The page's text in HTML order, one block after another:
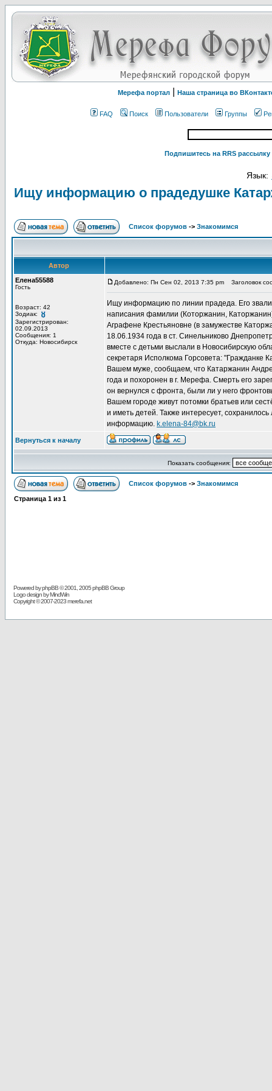
Мерефа портал Наша страница во
FAQ Поиск Пользователи Группы
Подпишитесь на RRS
Язык:
Ищу информацию о прадедушке
Список форумов -> Знакомимся
Автор
Елена55588
Гость
Возраст: 42
Зодиак:
Зарегистрирован:
02.09.2013
Сообщения: 1
Откуда: Новосибирск
Добавлено: Пн Сен 02, 2013 7:35 pm Заголовок
Ищу информацию по линии прадеда. Его
написания фамилии (Которжанин,
Аграфене Крестьяновне (в замужестве
18.06.1934 года в ст. Синельниково
вместе с детьми выслали в Новосибирскую
секретаря Исполкома Горсовета: "Гражданке
Вашем муже, сообщаем, что Катаржанин
года и похоронен в г. Мерефа. Смерть его
он вернулся с фронта, были ли у него
Вашем городе живут потомки братьев или
и иметь детей. Также интересует,
информацию. k.elena-84@bk.ru
Вернуться к началу
Показать сообщения:
Список форумов -> Знакомимся
Страница 1 из 1
Powered byphpBB© 2001, 2005 phpBB Group
Logo design by MindWin
Copyright © 2007-2023 merefa.net